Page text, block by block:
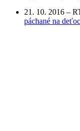
21. 10. 2016 –
páchané na